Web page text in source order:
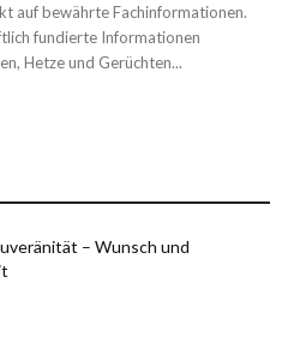
auf bewährte Fachinformationen.
fundierte Informationen
Hetze und Gerüchten...
– Wunsch und